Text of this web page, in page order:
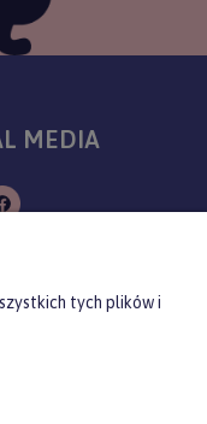
MEDIA
tych plików i